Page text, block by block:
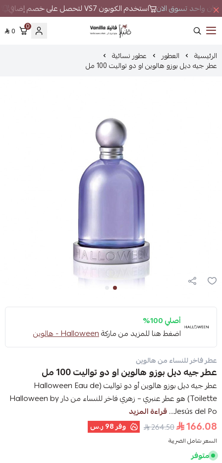
مكان واحد تسوق الان استخدم الكوبون VS7 لتحصل على خصم إضافي
فانيلا
0
0
الرئيسية العطور عطور نسائية
عطر جيه ديل بوزو هالوين او دو تواليت 100 مل
أصلي 100%
اضغط هنا للمزيد من ماركةHalloween - هالوين
عطر فاخر للنساء من هالوين
عطر جيه ديل بوزو هالوين او دو تواليت 100 مل
عطر جيه ديل بوزو هالوين أو دو تواليت (Halloween Eau de
Toilette) هو عطر عنبري – زهري فاخر للنساء من دار Halloween by
Jesús del Po... قراءة المزيد
166.08
264.50 وفر98 ر.س
السعر شامل الضريبة
متوفر